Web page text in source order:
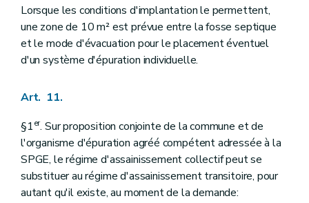
Lorsque les conditions d'implantation le permettent,
une zone de 10 m² est prévue entre la fosse septique
et le mode d'évacuation pour le placement éventuel
d'un système d'épuration individuelle.
Art. 11.
§1er. Sur proposition conjointe de la commune et de
l'organisme d'épuration agréé compétent adressée à la
SPGE, le régime d'assainissement collectif peut se
substituer au régime d'assainissement transitoire, pour
autant qu'il existe, au moment de la demande: